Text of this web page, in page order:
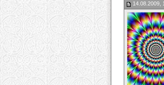
14.08.2009,